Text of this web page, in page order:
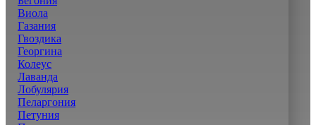
Виола
Газания
Гвоздика
Георгина
Колеус
Лаванда
Лобулярия
Пеларгония
Петуния